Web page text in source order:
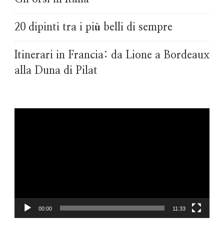
20 dipinti tra i più belli di sempre
Itinerari in Francia: da Lione a Bordeaux
alla Duna di Pilat
00:00 11:33